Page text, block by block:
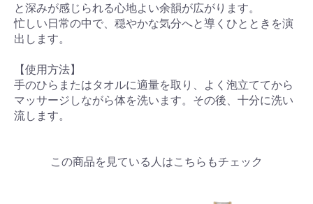
と深みが感じられる心地よい余韻が広がります。
忙しい日常の中で、穏やかな気分へと導くひとときを演
出します。
【使用方法】
手のひらまたはタオルに適量を取り、よく泡立ててから
マッサージしながら体を洗います。その後、十分に洗い
流します。
この商品を見ている人はこちらもチェック